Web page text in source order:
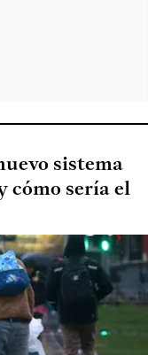
sistema
cómo sería el